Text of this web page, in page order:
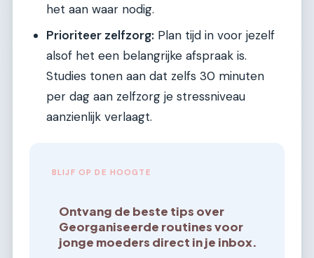
het aan waar nodig.
Prioriteer zelfzorg: Plan tijd in voor jezelf
alsof het een belangrijke afspraak is.
Studies tonen aan dat zelfs 30 minuten
per dag aan zelfzorg je stressniveau
aanzienlijk verlaagt.
BLIJF OP DE HOOGTE
Ontvang de beste tips over
Georganiseerde routines voor
jonge moeders direct in je inbox.